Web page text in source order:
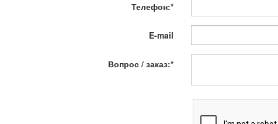
Телефон:*
E-mail
Вопрос / заказ:*